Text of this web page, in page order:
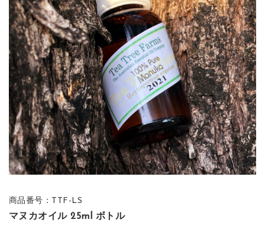
商品番号：TTF-LS
マヌカオイル 25ml ボトル